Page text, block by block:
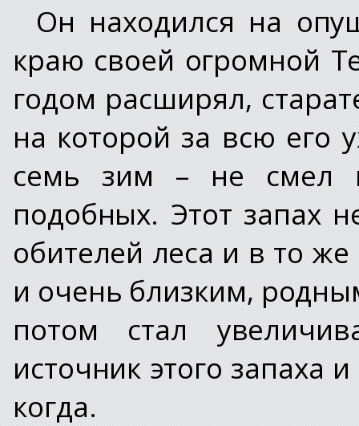
Он находился на
краю своей огромной
годом расширял,
на которой за всю его
семь зим – не смел
подобных. Этот запах
обителей леса и в то
и очень близким,
потом стал
источник этого запаха
когда.